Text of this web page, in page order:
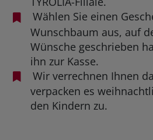
Wählen Sie einen
Wunschbaum aus, auf
Wünsche geschrieben
ihn zur Kasse.
Wir verrechnen Ihnen
verpacken es
den Kindern zu.